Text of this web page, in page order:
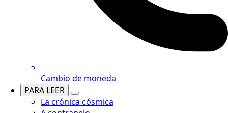
Cambio de moneda
PARA LEER
La crónica cósmica